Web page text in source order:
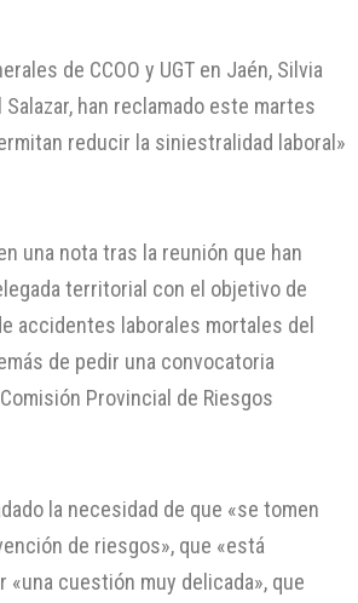
de CCOO y UGT en Jaén, Silvia
Salazar, han reclamado este martes
reducir la siniestralidad laboral»
una nota tras la reunión que han
territorial con el objetivo de
accidentes laborales mortales del
de pedir una convocatoria
Provincial de Riesgos
la necesidad de que «se tomen
de riesgos», que «está
«una cuestión muy delicada», que